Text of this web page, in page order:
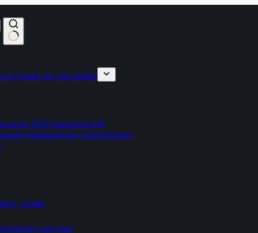
по настройке
SSD накопителей
компьютеры и моноблоки
схемы
мастера